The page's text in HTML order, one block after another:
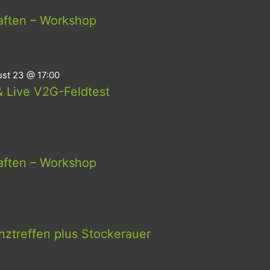
– Workshop
23 @ 17:00
Live V2G-Feldtest
– Workshop
plus Stockerauer